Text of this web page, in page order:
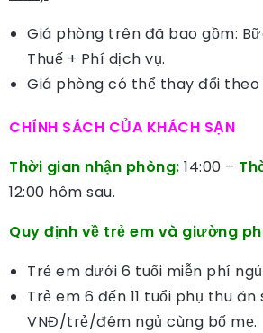
Giá phòng trên đã bao gồm:
Thuế + Phí dịch vụ.
Giá phòng có thể thay đổi
CHÍNH SÁCH CỦA KHÁCH SẠN
Thời gian nhận phòng: 14:00 –
12:00 hôm sau.
Quy định về trẻ em và giường
Trẻ em dưới 6 tuổi miễn phí
Trẻ em 6 đến 11 tuổi phụ thu ăn
VNĐ/trẻ/đêm ngủ cùng bố mẹ.